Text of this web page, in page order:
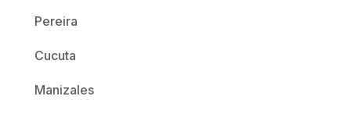
Pereira
Cucuta
Manizales